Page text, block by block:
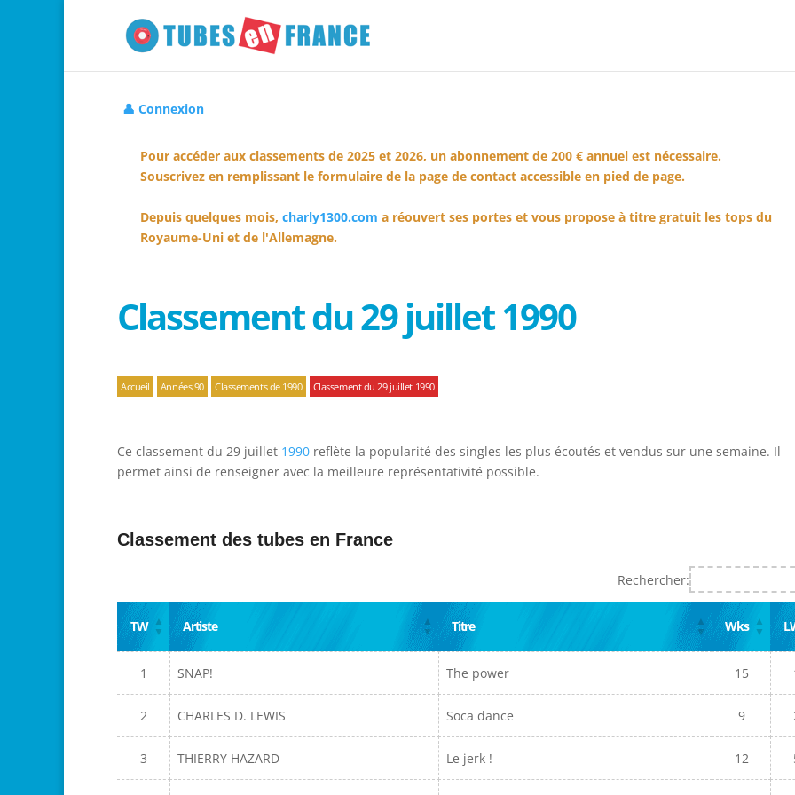
👤 Connexion
Pour accéder aux classements de 2025 et 2026, un abonnement de 200 € annuel est nécessaire.
Souscrivez en remplissant le formulaire de la page de contact accessible en pied de page.
Depuis quelques mois, charly1300.com a réouvert ses portes et vous propose à titre gratuit les tops du
Royaume-Uni et de l'Allemagne.
Classement du 29 juillet 1990
Accueil Années 90 Classements de 1990 Classement du 29 juillet 1990
Ce classement du 29 juillet 1990 reflète la popularité des singles les plus écoutés et vendus sur une semaine. Il
permet ainsi de renseigner avec la meilleure représentativité possible.
Classement des tubes en France
Rechercher:
TW Artiste Titre Wks
1 SNAP! The power 15
2 CHARLES D. LEWIS Soca dance 9
3 THIERRY HAZARD Le jerk ! 12